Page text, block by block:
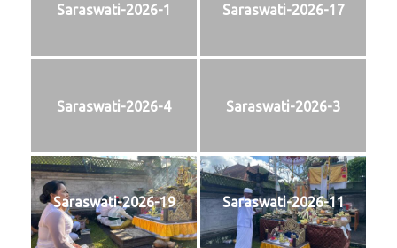
Saraswati-2026-1 Saraswati-2026-17
Saraswati-2026-4 Saraswati-2026-3
Saraswati-2026-19 Saraswati-2026-11